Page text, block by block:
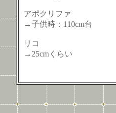
アポクリファ
→子供時：110cm台
リコ
→25cmくらい